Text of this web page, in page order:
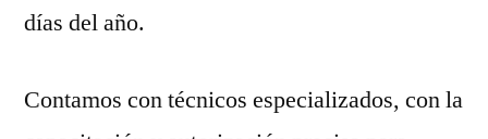
días del año.
Contamos con técnicos especializados, con la